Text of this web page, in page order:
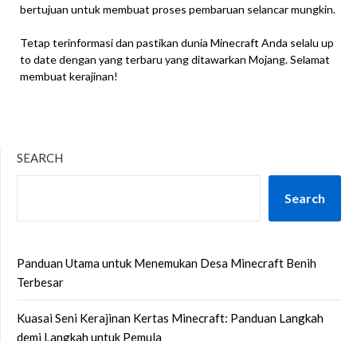
bertujuan untuk membuat proses pembaruan selancar mungkin.
Tetap terinformasi dan pastikan dunia Minecraft Anda selalu up
to date dengan yang terbaru yang ditawarkan Mojang. Selamat
membuat kerajinan!
SEARCH
Search
Panduan Utama untuk Menemukan Desa Minecraft Benih
Terbesar
Kuasai Seni Kerajinan Kertas Minecraft: Panduan Langkah
demi Langkah untuk Pemula